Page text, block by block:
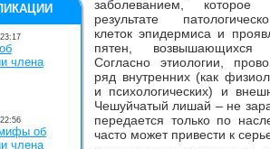
заболеванием, которое
результате
клеток эпидермиса и
пятен,
Согласно этиологии,
ряд внутренних (как
и психологических) и
Чешуйчатый лишай – не
передается только по
часто может привести к
23:17
члена
22:56
об
члена